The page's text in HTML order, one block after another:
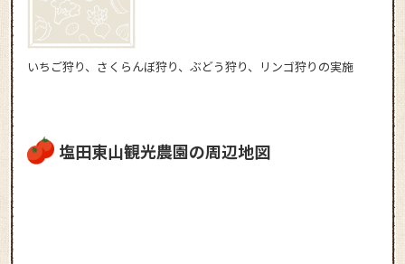
いちご狩り、さくらんぼ狩り、ぶどう狩り、リンゴ狩りの実施
塩田東山観光農園の周辺地図